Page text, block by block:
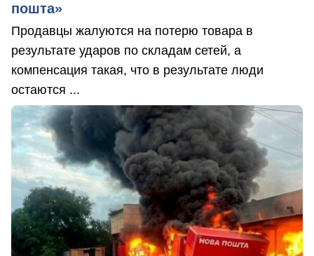
пошта»
Продавцы жалуются на потерю товара в
результате ударов по складам сетей, а
компенсация такая, что в результате люди
остаются ...